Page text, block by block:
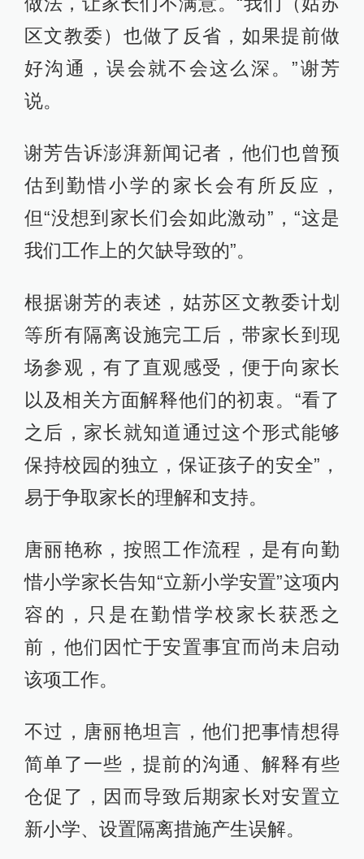
区文教委）也做了反省，如果提前做
好沟通，误会就不会这么深。”谢芳
说。
谢芳告诉澎湃新闻记者，他们也曾预
估到勤惜小学的家长会有所反应，
但“没想到家长们会如此激动”，“这是
我们工作上的欠缺导致的”。
根据谢芳的表述，姑苏区文教委计划
等所有隔离设施完工后，带家长到现
场参观，有了直观感受，便于向家长
以及相关方面解释他们的初衷。“看了
之后，家长就知道通过这个形式能够
保持校园的独立，保证孩子的安全”，
易于争取家长的理解和支持。
唐丽艳称，按照工作流程，是有向勤
惜小学家长告知“立新小学安置”这项内
容的，只是在勤惜学校家长获悉之
前，他们因忙于安置事宜而尚未启动
该项工作。
不过，唐丽艳坦言，他们把事情想得
简单了一些，提前的沟通、解释有些
仓促了，因而导致后期家长对安置立
新小学、设置隔离措施产生误解。